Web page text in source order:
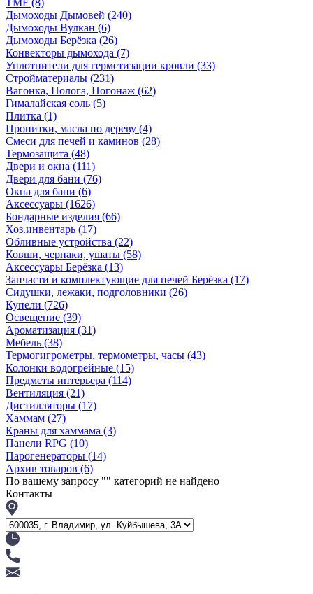
TMF (8)
Дымоходы Дымовей (240)
Дымоходы Вулкан (6)
Дымоходы Берёзка (26)
Конвекторы дымохода (7)
Уплотнители для герметизации кровли (33)
Стройматериалы (231)
Вагонка, Полога, Погонаж (62)
Гималайская соль (5)
Плитка (1)
Пропитки, масла по дереву (4)
Смеси для печей и каминов (28)
Термозащита (48)
Двери и окна (111)
Двери для бани (76)
Окна для бани (6)
Аксессуары (1626)
Бондарные изделия (66)
Хоз.инвентарь (17)
Обливные устройства (22)
Ковши, черпаки, ушаты (58)
Аксессуары Берёзка (13)
Запчасти и комплектующие для печей Берёзка (17)
Сидушки, лежаки, подголовники (26)
Купели (726)
Освещение (39)
Ароматизация (31)
Мебель (38)
Термогигрометры, термометры, часы (43)
Колонки водогрейные (15)
Предметы интерьера (114)
Вентиляция (21)
Дистилляторы (17)
Хаммам (27)
Краны для хаммама (3)
Панели RPG (10)
Парогенераторы (14)
Архив товаров (6)
По вашему запросу "" категорий не найдено
Контакты